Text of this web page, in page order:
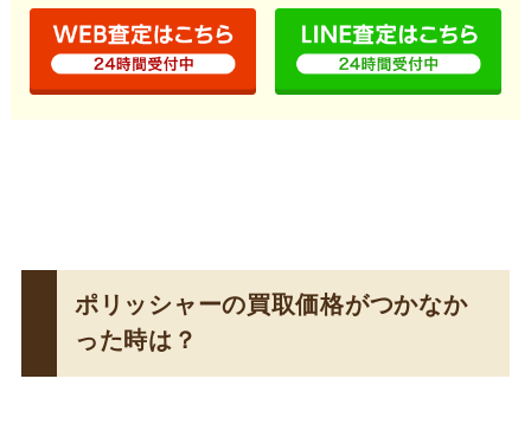
ポリッシャーの買取価格がつかなか
った時は？